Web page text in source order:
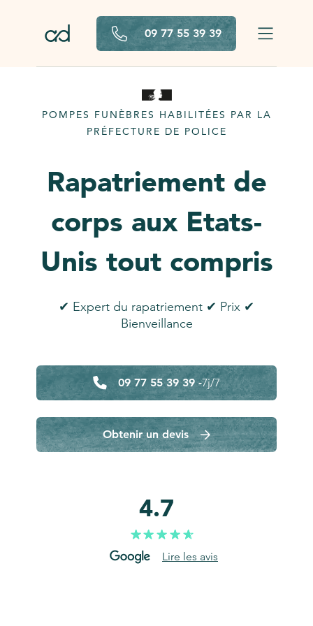
09 77 55 39 39
POMPES FUNÈBRES HABILITÉES PAR LA
PRÉFECTURE DE POLICE
Rapatriement de
corps aux Etats-
Unis tout compris
✔ Expert du rapatriement ✔ Prix ✔
Bienveillance
09 77 55 39 39 -7j/7
Obtenir un devis
4.7
Lire les avis